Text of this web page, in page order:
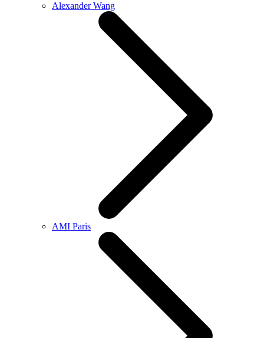
Alexander Wang
AMI Paris